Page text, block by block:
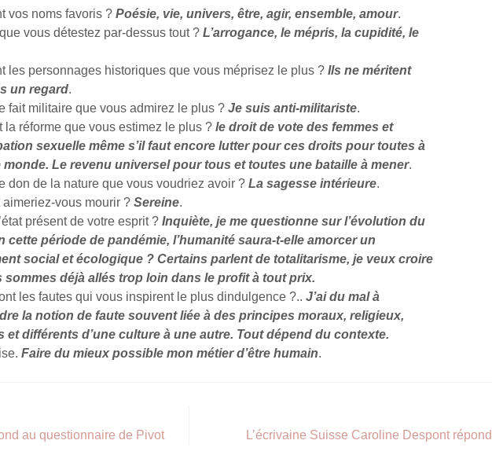
vos noms favoris ? Poésie, vie, univers, être, agir, ensemble, amour.
vous détestez par-dessus tout ? L’arrogance, le mépris, la cupidité, le
les personnages historiques que vous méprisez le plus ? Ils ne méritent
un regard.
fait militaire que vous admirez le plus ? Je suis anti-militariste.
la réforme que vous estimez le plus ? le droit de vote des femmes et
sexuelle même s’il faut encore lutter pour ces droits pour toutes à
monde. Le revenu universel pour tous et toutes une bataille à mener.
don de la nature que vous voudriez avoir ? La sagesse intérieure.
aimeriez-vous mourir ? Sereine.
présent de votre esprit ? Inquiète, je me questionne sur l’évolution du
cette période de pandémie, l’humanité saura-t-elle amorcer un
social et écologique ? Certains parlent de totalitarisme, je veux croire
sommes déjà allés trop loin dans le profit à tout prix.
les fautes qui vous inspirent le plus dindulgence ?.. J’ai du mal à
la notion de faute souvent liée à des principes moraux, religieux,
et différents d’une culture à une autre. Tout dépend du contexte.
Faire du mieux possible mon métier d’être humain.
au questionnaire de Pivot
L’écrivaine Suisse Caroline Despont